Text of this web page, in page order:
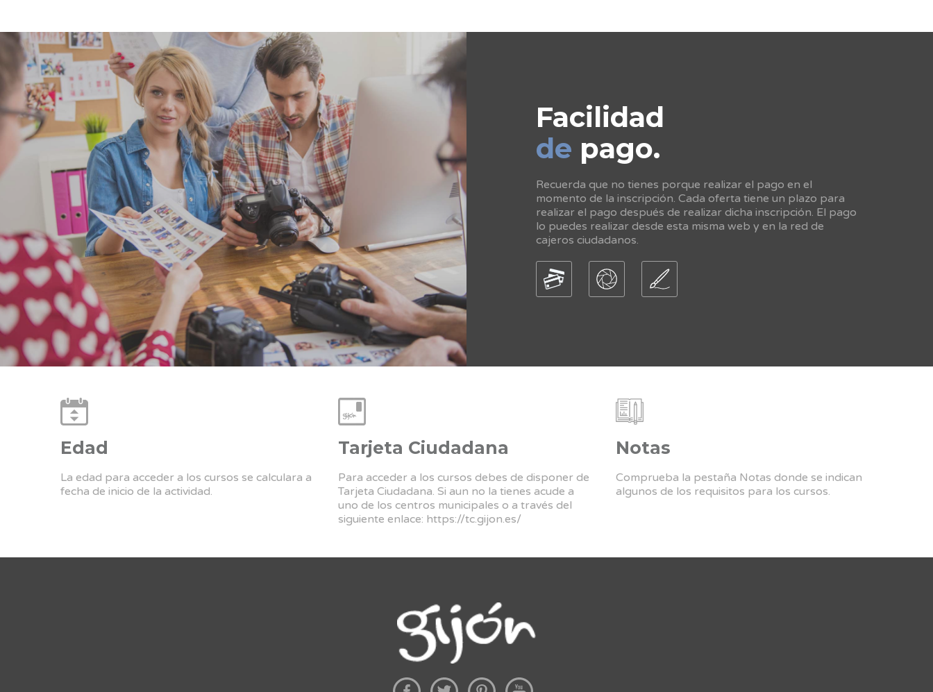
Facilidad
de pago.
Recuerda que no tienes porque realizar el pago en el
momento de la inscripción. Cada oferta tiene un plazo para
realizar el pago después de realizar dicha inscripción. El pago
lo puedes realizar desde esta misma web y en la red de
cajeros ciudadanos.
Edad
La edad para acceder a los cursos se calculara a
fecha de inicio de la actividad.
Tarjeta Ciudadana
Para acceder a los cursos debes de disponer de
Tarjeta Ciudadana. Si aun no la tienes acude a
uno de los centros municipales o a través del
siguiente enlace: https://tc.gijon.es/
Notas
Comprueba la pestaña Notas donde se indican
algunos de los requisitos para los cursos.